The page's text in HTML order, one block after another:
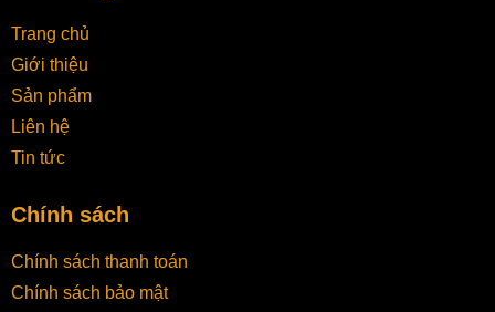
Trang chủ
Giới thiệu
Sản phẩm
Liên hệ
Tin tức
Chính sách
Chính sách thanh toán
Chính sách bảo mật